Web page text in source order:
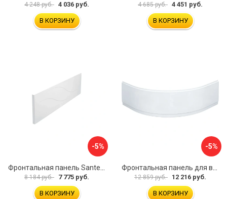
4 248 руб. 4 036 руб.
В КОРЗИНУ
4 685 руб. 4 451 руб.
В КОРЗИНУ
-5%
8 184 руб. 7 775 руб.
В КОРЗИНУ
-5%
12 859 руб. 12 216 руб.
В КОРЗИНУ